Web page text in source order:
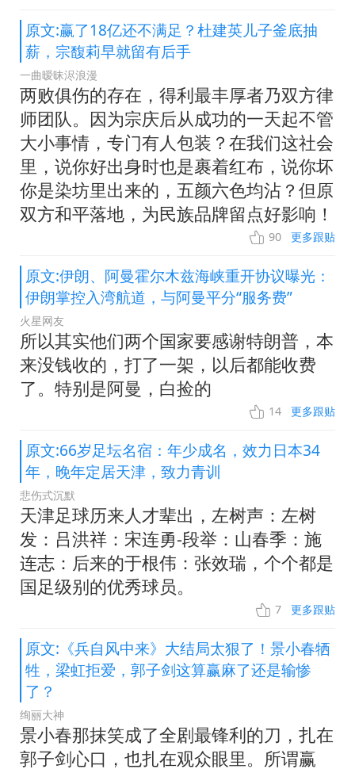
原文:赢了18亿还不满足？杜建英儿子釜底抽
薪，宗馥莉早就留有后手
一曲暧昧浕浪漫
两败俱伤的存在，得利最丰厚者乃双方律
师团队。因为宗庆后从成功的一天起不管
大小事情，专门有人包装？在我们这社会
里，说你好出身时也是裹着红布，说你坏
你是染坊里出来的，五颜六色均沾？但原
双方和平落地，为民族品牌留点好影响！
90 更多跟贴
原文:伊朗、阿曼霍尔木兹海峡重开协议曝光：
伊朗掌控入湾航道，与阿曼平分“服务费”
火星网友
所以其实他们两个国家要感谢特朗普，本
来没钱收的，打了一架，以后都能收费
了。特别是阿曼，白捡的
14 更多跟贴
原文:66岁足坛名宿：年少成名，效力日本34
年，晚年定居天津，致力青训
悲伤式沉默
天津足球历来人才辈出，左树声：左树
发：吕洪祥：宋连勇-段举：山春季：施
连志：后来的于根伟：张效瑞，个个都是
国足级别的优秀球员。
7 更多跟贴
原文:《兵自风中来》大结局太狠了！景小春牺
牲，梁虹拒爱，郭子剑这算赢麻了还是输惨
了？
绚丽大神
景小春那抹笑成了全剧最锋利的刀，扎在
郭子剑心口，也扎在观众眼里。所谓赢